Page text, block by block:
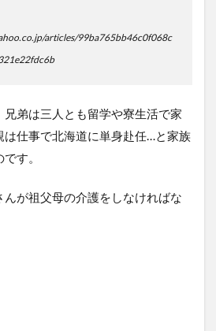
articles/99ba765bb46c0f068c
弟は三人とも留学や寮生活で家
は仕事で北海道に単身赴任…と家族
す。
が祖父母の介護をしなければな